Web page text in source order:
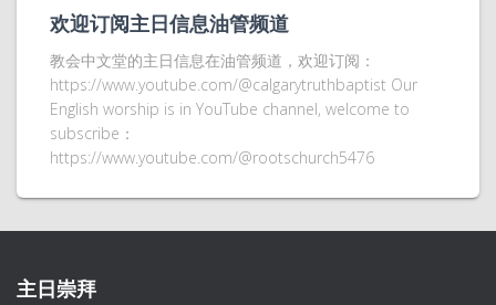
欢迎订阅主日信息油管频道
教会中文堂的主日信息在油管频道，欢迎订阅：
https://www.youtube.com/@calgarytruthbaptist Our
English worship is in YouTube channel, welcome to
subscribe：
https://www.youtube.com/@rootschurch5476
主日崇拜